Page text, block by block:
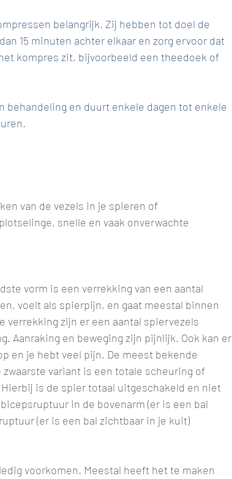
belangrijk. Zij hebben tot doel de
15 minuten achter elkaar en zorg ervoor dat
kompres zit, bijvoorbeeld een theedoek of
behandeling en duurt enkele dagen tot enkele
van de vezels in je spieren of
snelle en vaak onverwachte
vorm is een verrekking van een aantal
voelt als spierpijn, en gaat meestal binnen
verrekking zijn er een aantal spiervezels
Aanraking en beweging zijn pijnlijk. Ook kan er
en je hebt veel pijn. De meest bekende
zwaarste variant is een totale scheuring of
is de spier totaal uitgeschakeld en niet
in de bovenarm (er is een bal
(er is een bal zichtbaar in je kuit)
voorkomen. Meestal heeft het te maken